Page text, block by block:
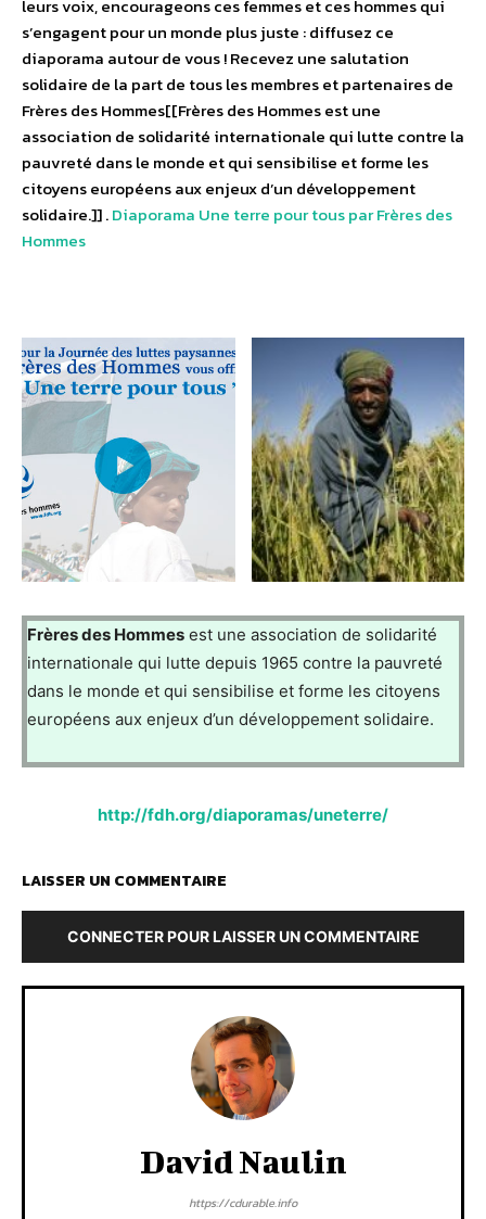
leurs voix, encourageons ces femmes et ces hommes qui
s’engagent pour un monde plus juste : diffusez ce
diaporama autour de vous ! Recevez une salutation
solidaire de la part de tous les membres et partenaires de
Frères des Hommes[[Frères des Hommes est une
association de solidarité internationale qui lutte contre la
pauvreté dans le monde et qui sensibilise et forme les
citoyens européens aux enjeux d’un développement
solidaire.]] .Diaporama Une terre pour tous par Frères des
Hommes
Frères des Hommes est une association de solidarité
internationale qui lutte depuis 1965 contre la pauvreté
dans le monde et qui sensibilise et forme les citoyens
européens aux enjeux d’un développement solidaire.
http://fdh.org/diaporamas/uneterre/
LAISSER UN COMMENTAIRE
CONNECTER POUR LAISSER UN COMMENTAIRE
David Naulin
https://cdurable.info